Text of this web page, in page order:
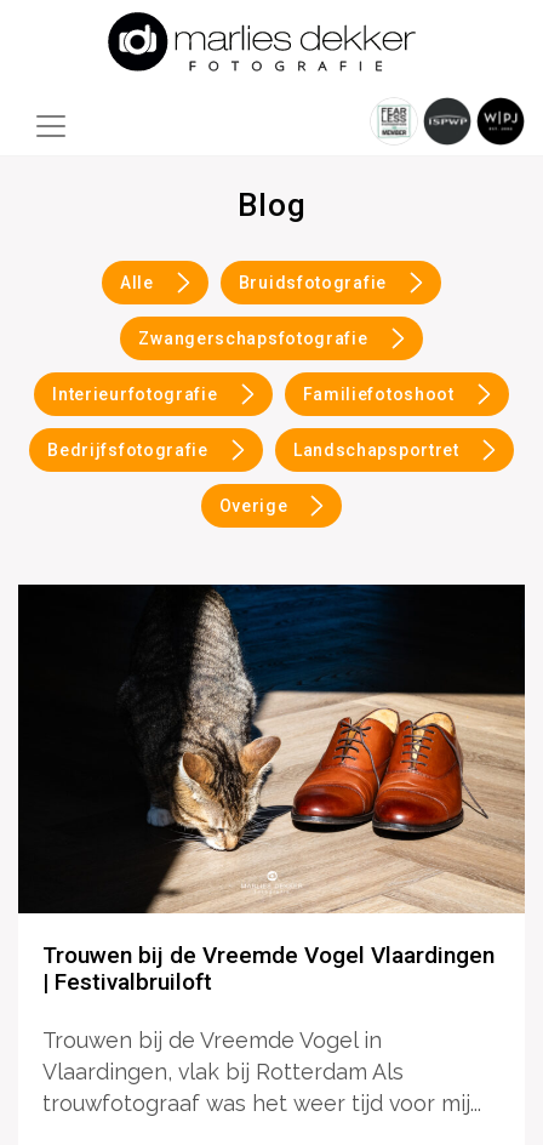
Blog
Alle Bruidsfotografie
Zwangerschapsfotografie
Interieurfotografie Familiefotoshoot
Bedrijfsfotografie Landschapsportret
Overige
Trouwen bij de Vreemde Vogel Vlaardingen
| Festivalbruiloft
Trouwen bij de Vreemde Vogel in
Vlaardingen, vlak bij Rotterdam Als
trouwfotograaf was het weer tijd voor mij...